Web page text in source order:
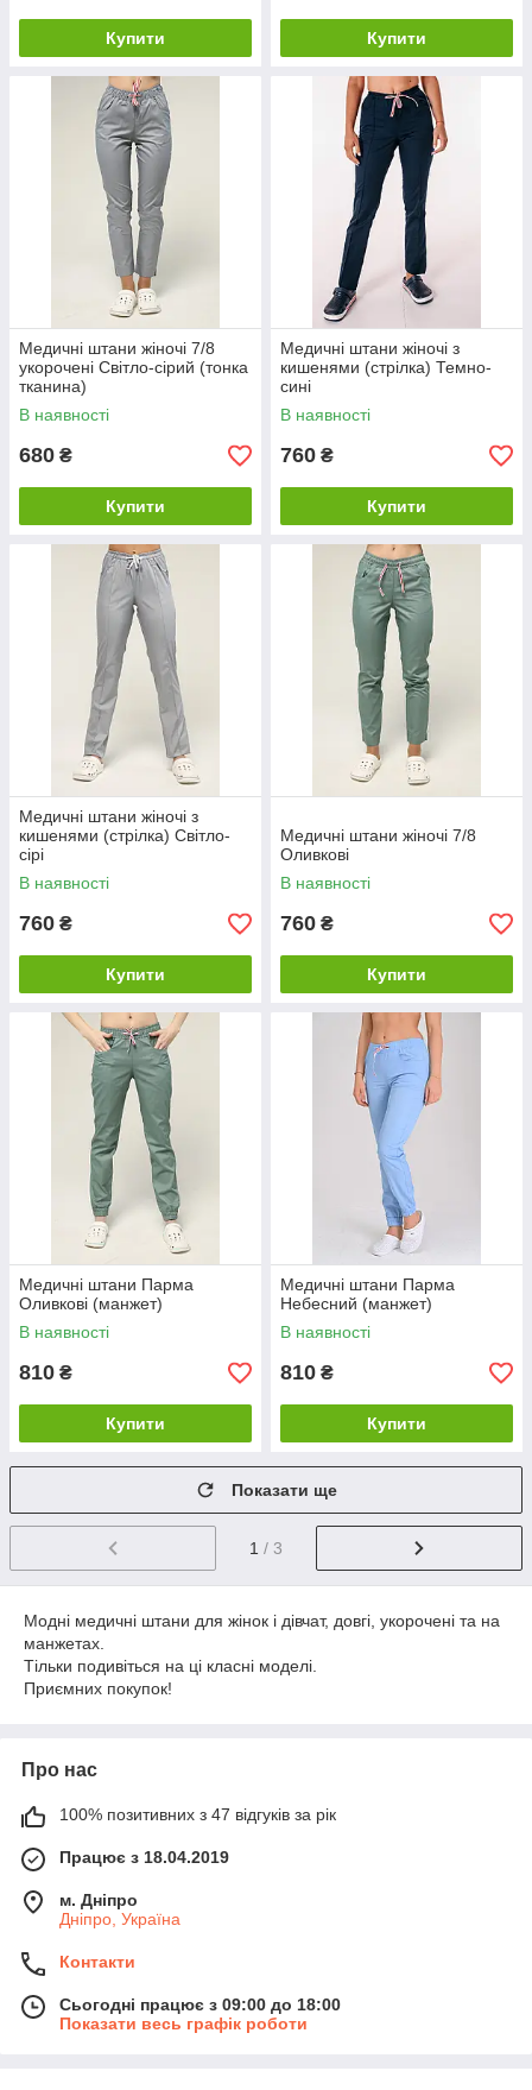
Купити Купити
Медичні штани жіночі 7/8
укорочені Світло-сірий (тонка
тканина)
В наявності
680 ₴
Купити
Медичні штани жіночі з
кишенями (стрілка) Темно-
сині
В наявності
760 ₴
Купити
Медичні штани жіночі з
кишенями (стрілка) Світло-
сірі
В наявності
760 ₴
Купити
Медичні штани жіночі 7/8
Оливкові
В наявності
760 ₴
Купити
Медичні штани Парма
Оливкові (манжет)
В наявності
810 ₴
Купити
Медичні штани Парма
Небесний (манжет)
В наявності
810 ₴
Купити
Показати ще
1 / 3
Модні медичні штани для жінок і дівчат, довгі, укорочені та на
манжетах.
Тільки подивіться на ці класні моделі.
Приємних покупок!
Про нас
100% позитивних з 47 відгуків за рік
Працює з 18.04.2019
м. Дніпро
Дніпро, Україна
Контакти
Сьогодні працює з 09:00 до 18:00
Показати весь графік роботи